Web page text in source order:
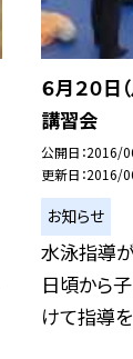
６月２０日
講習会
公開日 2016/
更新日 2016/
お知らせ
水泳指導が
日頃から
けて指導